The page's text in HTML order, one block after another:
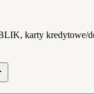
karty kredytowe/